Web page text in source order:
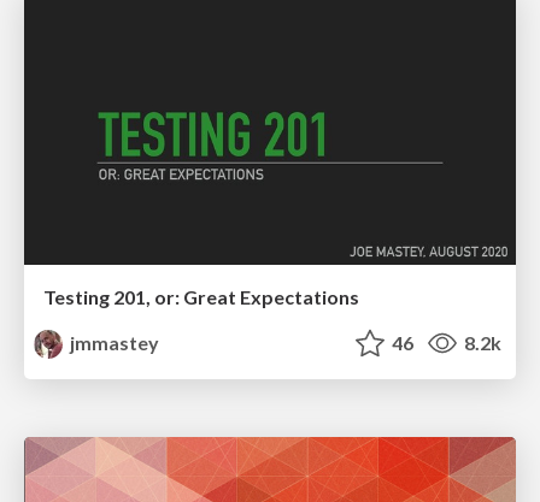
Testing 201, or: Great Expectations
jmmastey
46 8.2k